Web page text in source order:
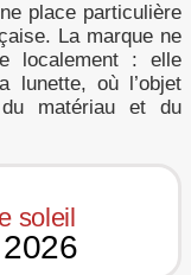
place particulière
La marque ne
localement : elle
lunette, où l’objet
matériau et du
soleil